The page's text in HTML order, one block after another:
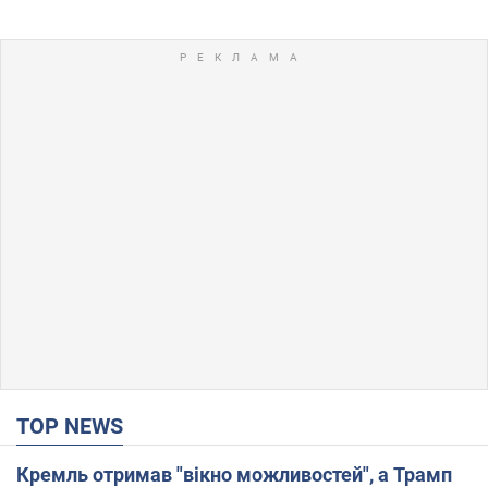
TOP NEWS
Кремль отримав "вікно можливостей", а Трамп